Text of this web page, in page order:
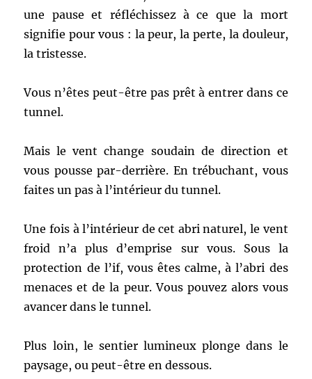
une pause et réfléchissez à ce que la mort
signifie pour vous : la peur, la perte, la douleur,
la tristesse.
Vous n’êtes peut-être pas prêt à entrer dans ce
tunnel.
Mais le vent change soudain de direction et
vous pousse par-derrière. En trébuchant, vous
faites un pas à l’intérieur du tunnel.
Une fois à l’intérieur de cet abri naturel, le vent
froid n’a plus d’emprise sur vous. Sous la
protection de l’if, vous êtes calme, à l’abri des
menaces et de la peur. Vous pouvez alors vous
avancer dans le tunnel.
Plus loin, le sentier lumineux plonge dans le
paysage, ou peut-être en dessous.